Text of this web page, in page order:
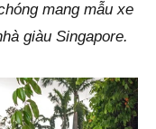
mang mẫu xe
giàu Singapore.